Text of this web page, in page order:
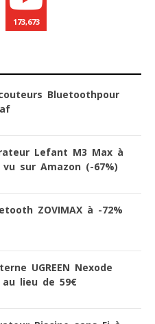
173,673
Bluetoothpour
Lefant M3 Max à
sur Amazon (-67%)
ZOVIMAX à -72%
UGREEN Nexode
au lieu de 59€